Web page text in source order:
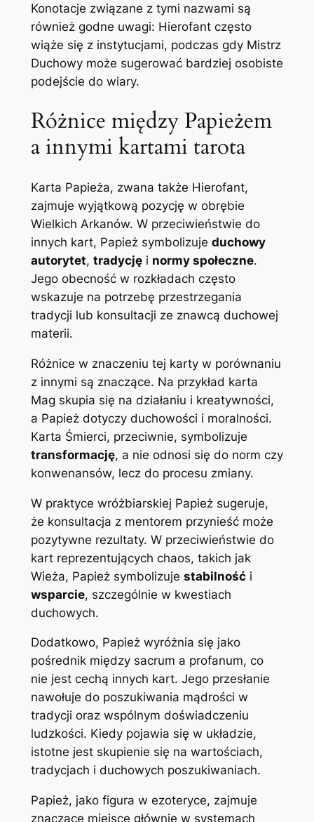
Konotacje związane z tymi nazwami są
również godne uwagi: Hierofant często
wiąże się z instytucjami, podczas gdy Mistrz
Duchowy może sugerować bardziej osobiste
podejście do wiary.
Różnice między Papieżem
a innymi kartami tarota
Karta Papieża, zwana także Hierofant,
zajmuje wyjątkową pozycję w obrębie
Wielkich Arkanów. W przeciwieństwie do
innych kart, Papież symbolizuje duchowy
autorytet, tradycjęi normy społeczne.
Jego obecność w rozkładach często
wskazuje na potrzebę przestrzegania
tradycji lub konsultacji ze znawcą duchowej
materii.
Różnice w znaczeniu tej karty w porównaniu
z innymi są znaczące. Na przykład karta
Mag skupia się na działaniu i kreatywności,
a Papież dotyczy duchowości i moralności.
Karta Śmierci, przeciwnie, symbolizuje
transformację, a nie odnosi się do norm czy
konwenansów, lecz do procesu zmiany.
W praktyce wróżbiarskiej Papież sugeruje,
że konsultacja z mentorem przynieść może
pozytywne rezultaty. W przeciwieństwie do
kart reprezentujących chaos, takich jak
Wieża, Papież symbolizuje stabilnośći
wsparcie, szczególnie w kwestiach
duchowych.
Dodatkowo, Papież wyróżnia się jako
pośrednik między sacrum a profanum, co
nie jest cechą innych kart. Jego przesłanie
nawołuje do poszukiwania mądrości w
tradycji oraz wspólnym doświadczeniu
ludzkości. Kiedy pojawia się w układzie,
istotne jest skupienie się na wartościach,
tradycjach i duchowych poszukiwaniach.
Papież, jako figura w ezoteryce, zajmuje
znaczące miejsce głównie w systemach